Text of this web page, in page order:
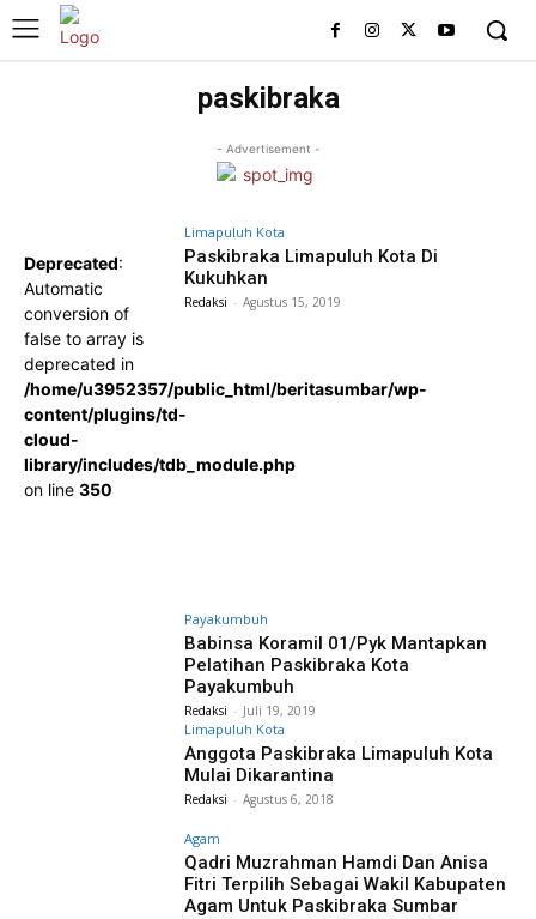
paskibraka
- Advertisement -
Deprecated:
Automatic
conversion of
false to array is
deprecated in
/home/u3952357/public_html/beritasumbar/wp-
content/plugins/td-
cloud-
library/includes/tdb_module.php
on line 350
Limapuluh Kota
Paskibraka Limapuluh Kota Di
Kukuhkan
Redaksi - Agustus 15, 2019
Payakumbuh
Babinsa Koramil 01/Pyk Mantapkan
Pelatihan Paskibraka Kota
Payakumbuh
Redaksi - Juli 19, 2019
Limapuluh Kota
Anggota Paskibraka Limapuluh Kota
Mulai Dikarantina
Redaksi - Agustus 6, 2018
Agam
Qadri Muzrahman Hamdi Dan Anisa
Fitri Terpilih Sebagai Wakil Kabupaten
Agam Untuk Paskibraka Sumbar